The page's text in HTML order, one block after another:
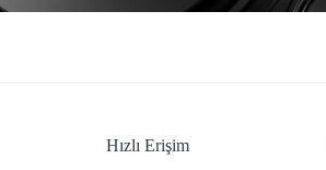
Hızlı Erişim